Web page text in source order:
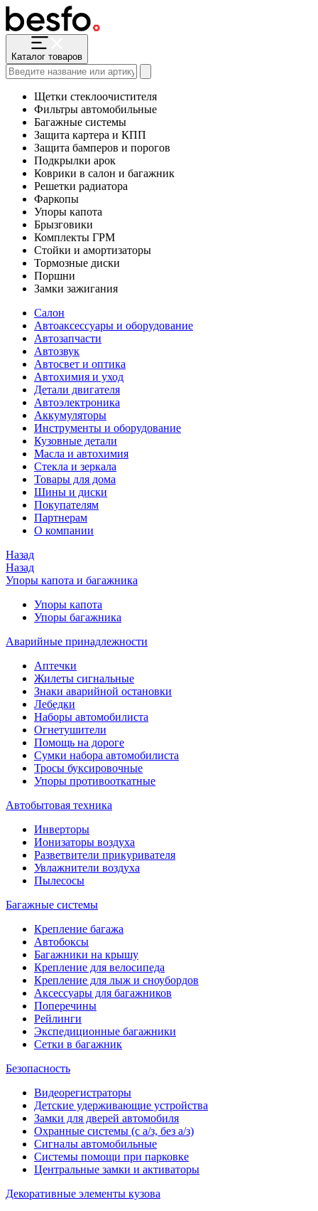
Каталог товаров
Щетки стеклоочистителя
Фильтры автомобильные
Багажные системы
Защита картера и КПП
Защита бамперов и порогов
Подкрылки арок
Коврики в салон и багажник
Решетки радиатора
Фаркопы
Упоры капота
Брызговики
Комплекты ГРМ
Стойки и амортизаторы
Тормозные диски
Поршни
Замки зажигания
Салон
Автоаксессуары и оборудование
Автозапчасти
Автозвук
Автосвет и оптика
Автохимия и уход
Детали двигателя
Автоэлектроника
Аккумуляторы
Инструменты и оборудование
Кузовные детали
Масла и автохимия
Стекла и зеркала
Товары для дома
Шины и диски
Покупателям
Партнерам
О компании
Назад
Назад
Упоры капота и багажника
Упоры капота
Упоры багажника
Аварийные принадлежности
Аптечки
Жилеты сигнальные
Знаки аварийной остановки
Лебедки
Наборы автомобилиста
Огнетушители
Помощь на дороге
Сумки набора автомобилиста
Тросы буксировочные
Упоры противооткатные
Автобытовая техника
Инверторы
Ионизаторы воздуха
Разветвители прикуривателя
Увлажнители воздуха
Пылесосы
Багажные системы
Крепление багажа
Автобоксы
Багажники на крышу
Крепление для велосипеда
Крепление для лыж и сноубордов
Аксессуары для багажников
Поперечины
Рейлинги
Экспедиционные багажники
Сетки в багажник
Безопасность
Видеорегистраторы
Детские удерживающие устройства
Замки для дверей автомобиля
Охранные системы (с а/з, без а/з)
Сигналы автомобильные
Системы помощи при парковке
Центральные замки и активаторы
Декоративные элементы кузова